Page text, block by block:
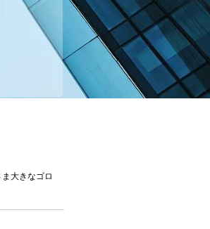
大きなゴロ